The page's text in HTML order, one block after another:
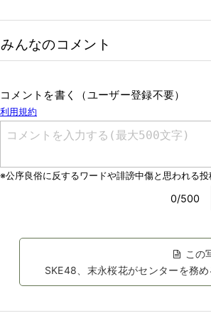
みんなのコメント
コメントを書く（ユーザー登録不要）
この
SKE48、末永桜花がセンターを務